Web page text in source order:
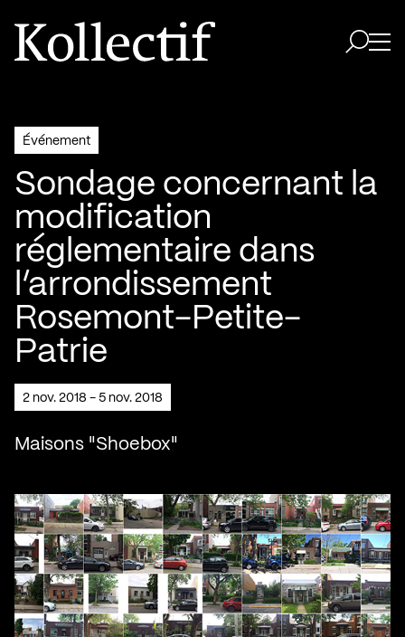
Aller à la page d'accueil
Logo Kollectif
Événement
Sondage concernant la
modification
réglementaire dans
l’arrondissement
Rosemont-Petite-
Patrie
2 nov. 2018 - 5 nov. 2018
Maisons "Shoebox"